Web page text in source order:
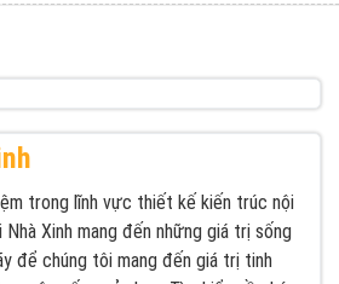
trong lĩnh vực thiết kế kiến trúc nội
Xinh mang đến những giá trị sống
để chúng tôi mang đến giá trị tinh